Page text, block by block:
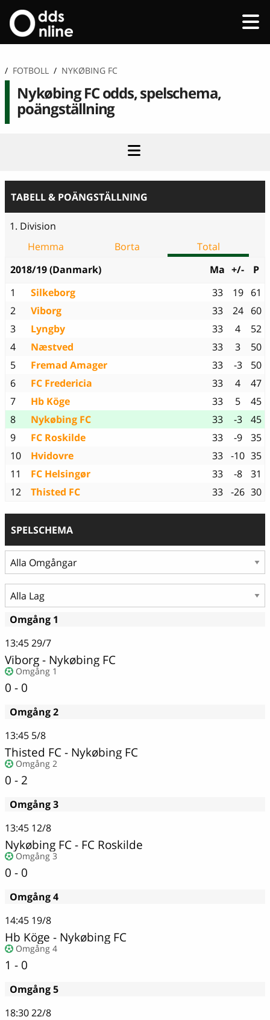
/ FOTBOLL / NYKØBING FC
Nykøbing FC odds, spelschema,
poängställning
TABELL & POÄNGSTÄLLNING
1. Division
Hemma
Borta
Total
2018/19 (Danmark)
Ma +/-
P
1
Silkeborg 33 19
61
2
Viborg 33 24
60
3
Lyngby 33 4
52
4
Næstved 33 3
50
5
Fremad Amager 33 -3
50
6
FC Fredericia 33 4
47
7
Hb Köge 33 5
45
8
Nykøbing FC 33 -3
45
9
FC Roskilde 33 -9
35
10
Hvidovre 33 -10 35
11
FC Helsingør 33 -8
31
12
Thisted FC 33 -26 30
SPELSCHEMA
Omgång 1
13:4529/7
Viborg - Nykøbing FC
Omgång 1
0 - 0
Omgång 2
13:45 5/8
Thisted FC- Nykøbing FC
Omgång 2
0 - 2
Omgång 3
13:45 12/8
Nykøbing FC - FC Roskilde
Omgång 3
0 - 0
Omgång 4
14:45 19/8
Hb Köge - Nykøbing FC
Omgång 4
1 - 0
Omgång 5
18:3022/8